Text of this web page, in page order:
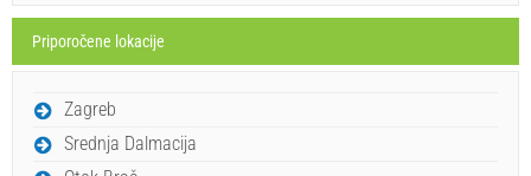
sreda,
12. 08. 26 28°C
13. 08. 26
petek,
Priporočene lokacije
Zagreb
Srednja Dalmacija